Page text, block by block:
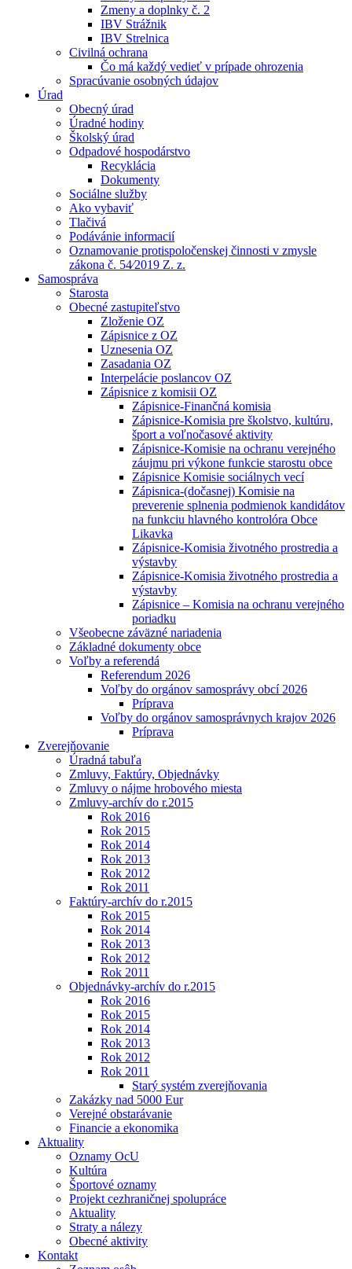
Zmeny a doplnky č. 2
IBV Strážnik
IBV Strelnica
Civilná ochrana
Čo má každý vedieť v prípade ohrozenia
Spracúvanie osobných údajov
Úrad
Obecný úrad
Úradné hodiny
Školský úrad
Odpadové hospodárstvo
Recyklácia
Dokumenty
Sociálne služby
Ako vybaviť
Tlačivá
Podávánie informacií
Oznamovanie protispoločenskej činnosti v zmysle
zákona č. 54⁄2019 Z. z.
Samospráva
Starosta
Obecné zastupiteľstvo
Zloženie OZ
Zápisnice z OZ
Uznesenia OZ
Zasadania OZ
Interpelácie poslancov OZ
Zápisnice z komisii OZ
Zápisnice-Finančná komisia
Zápisnice-Komisia pre školstvo, kultúru,
šport a voľnočasové aktivity
Zápisnice-Komisie na ochranu verejného
záujmu pri výkone funkcie starostu obce
Zápisnice Komisie sociálnych vecí
Zápisnica-(dočasnej) Komisie na
preverenie splnenia podmienok kandidátov
na funkciu hlavného kontrolóra Obce
Likavka
Zápisnice-Komisia životného prostredia a
výstavby
Zápisnice-Komisia životného prostredia a
výstavby
Zápisnice – Komisia na ochranu verejného
poriadku
Všeobecne záväzné nariadenia
Základné dokumenty obce
Voľby a referendá
Referendum 2026
Voľby do orgánov samosprávy obcí 2026
Príprava
Voľby do orgánov samosprávnych krajov 2026
Príprava
Zverejňovanie
Úradná tabuľa
Zmluvy, Faktúry, Objednávky
Zmluvy o nájme hrobového miesta
Zmluvy-archív do r.2015
Rok 2016
Rok 2015
Rok 2014
Rok 2013
Rok 2012
Rok 2011
Faktúry-archív do r.2015
Rok 2015
Rok 2014
Rok 2013
Rok 2012
Rok 2011
Objednávky-archív do r.2015
Rok 2016
Rok 2015
Rok 2014
Rok 2013
Rok 2012
Rok 2011
Starý systém zverejňovania
Zakázky nad 5000 Eur
Verejné obstarávanie
Financie a ekonomika
Aktuality
Oznamy OcU
Kultúra
Športové oznamy
Projekt cezhraničnej spolupráce
Aktuality
Straty a nálezy
Obecné aktivity
Kontakt